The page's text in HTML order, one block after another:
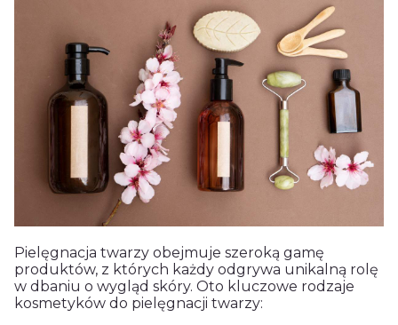
Pielęgnacja twarzy obejmuje szeroką gamę
produktów, z których każdy odgrywa unikalną rolę
w dbaniu o wygląd skóry. Oto kluczowe rodzaje
kosmetyków do pielęgnacji twarzy: